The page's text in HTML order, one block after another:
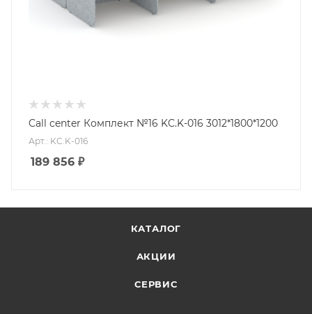
Call center Комплект №16 KC.K-016 3012*1800*1200
Арт.: KC.K-016
189 856 ₽
КАТАЛОГ
АКЦИИ
СЕРВИС